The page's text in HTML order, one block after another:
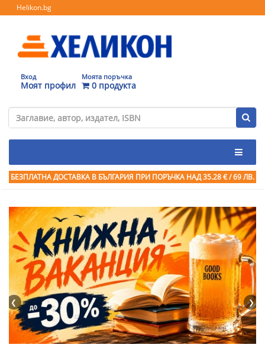
Helikon.bg
Вход
Моят профил
Моята поръчка
0 продукта
БЕЗПЛАТНА ДОСТАВКА В БЪЛГАРИЯ ПРИ ПОРЪЧКА НАД 35.28 € / 69 ЛВ.
❮ ❯